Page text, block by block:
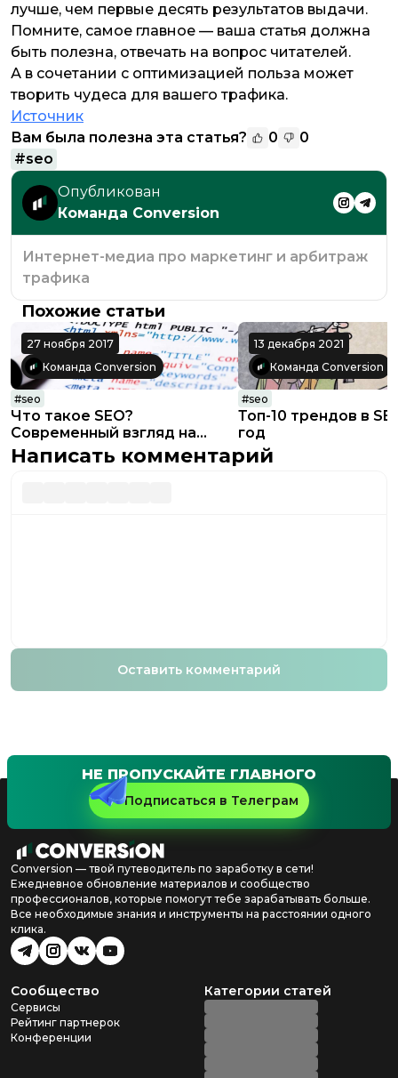
лучше, чем первые десять результатов выдачи.
Помните, самое главное — ваша статья должна
быть полезна, отвечать на вопрос читателей.
А в сочетании с оптимизацией польза может
творить чудеса для вашего трафика.
Источник
Вам была полезна эта статья?
0
0
#seo
Опубликован
Команда Conversion
Интернет-медиа про маркетинг и арбитраж
трафика
Похожие статьи
27 ноября 2017
Команда Conversion
#seo
Что такое SEO?
Современный взгляд на
поисковое продвижение
сайтов
13 декабря 2021
Команда Conversion
#seo
Топ-10 трендов в
год
Написать комментарий
Оставить комментарий
НЕ ПРОПУСКАЙТЕ ГЛАВНОГО
Подписаться в Телеграм
Conversion — твой путеводитель по заработку в сети!
Ежедневное обновление материалов и сообщество
профессионалов, которые помогут тебе зарабатывать больше.
Все необходимые знания и инструменты на расстоянии одного
клика.
Сообщество
Сервисы
Рейтинг партнерок
Конференции
Категории статей